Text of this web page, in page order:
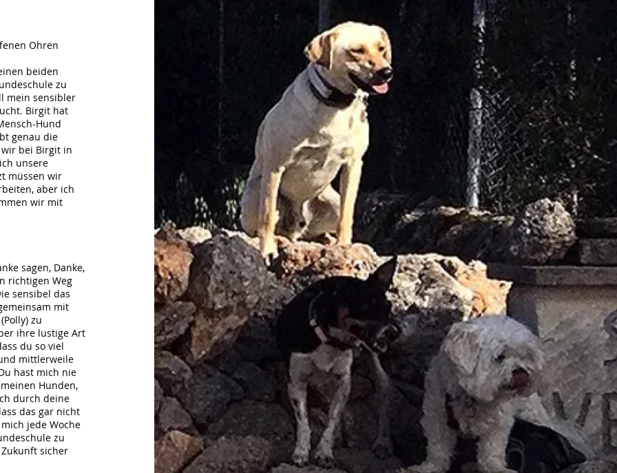
Ohren
beiden
zu
mein sensibler
Birgit hat
Hund
genau die
bei Birgit in
unsere
müssen wir
aber ich
wir mit
sagen, Danke,
richtigen Weg
sensibel das
mit
zu
ihre lustige Art
du so viel
mittlerweile
hast mich nie
Hunden,
durch deine
das gar nicht
jede Woche
zu
sicher